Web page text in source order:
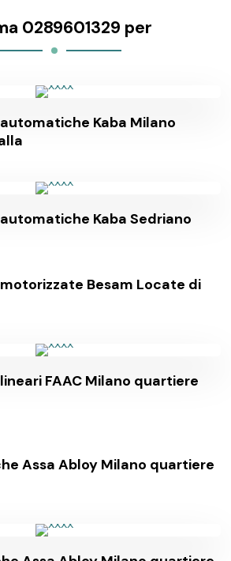
0289601329 per
Kaba Milano
Kaba Sedriano
Besam Locate di
FAAC Milano quartiere
Assa Abloy Milano quartiere